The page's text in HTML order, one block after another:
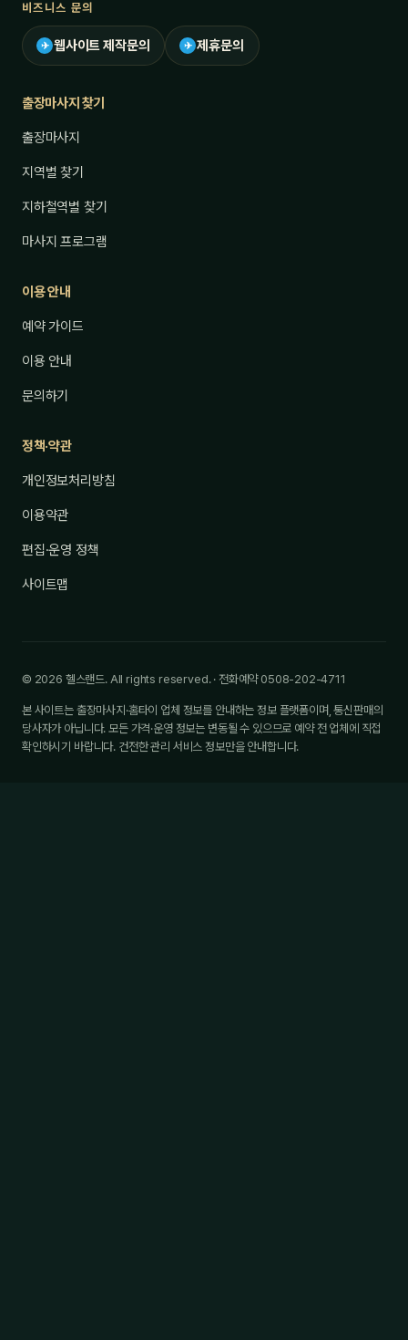
비즈니스 문의
✈ 웹사이트 제작문의 ✈ 제휴문의
출장마사지 찾기
출장마사지
지역별 찾기
지하철역별 찾기
마사지 프로그램
이용 안내
예약 가이드
이용 안내
문의하기
정책·약관
개인정보처리방침
이용약관
편집·운영 정책
사이트맵
© 2026 헬스랜드. All rights reserved. · 전화예약 0508-202-4711
본 사이트는 출장마사지·홈타이 업체 정보를 안내하는 정보 플랫폼이며, 통신판매의
당사자가 아닙니다. 모든 가격·운영 정보는 변동될 수 있으므로 예약 전 업체에 직접
확인하시기 바랍니다. 건전한 관리 서비스 정보만을 안내합니다.